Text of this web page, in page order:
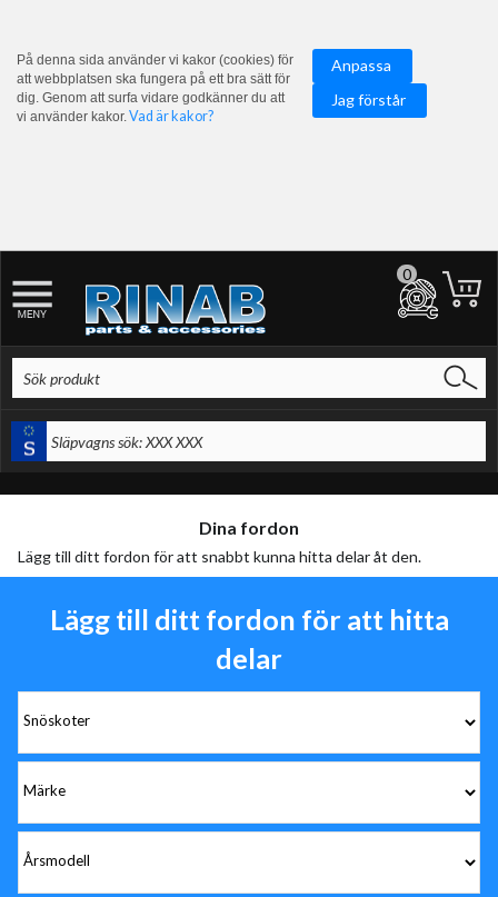
På denna sida använder vi kakor (cookies) för
att webbplatsen ska fungera på ett bra sätt för
dig. Genom att surfa vidare godkänner du att
vi använder kakor.Vad är kakor?
Anpassa
Jag förstår
0
Dina fordon
Lägg till ditt fordon för att snabbt kunna hitta delar åt den.
Lägg till ditt fordon för att hitta
delar